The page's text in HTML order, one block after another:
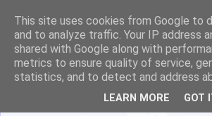
Primera guía de turismo
This site uses cookies from Google to
and to analyze traffic. Your IP address
shared with Google along with
metrics to ensure quality of service,
statistics, and to detect and address
LEARN MORE GOT